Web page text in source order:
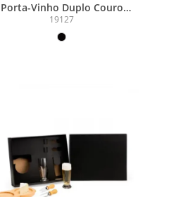
Porta-Vinho Duplo Couro
Sintético
19127